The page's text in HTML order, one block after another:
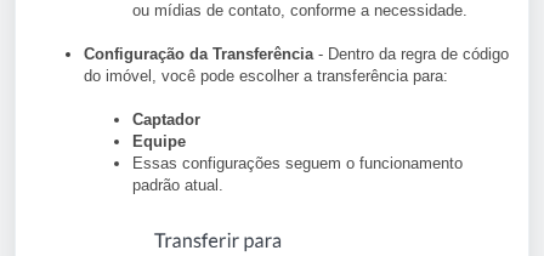
ou mídias de contato, conforme a necessidade.
Configuração da Transferência- Dentro da regra de código
do imóvel, você pode escolher a transferência para:
Captador
Equipe
Essas configurações seguem o funcionamento
padrão atual.